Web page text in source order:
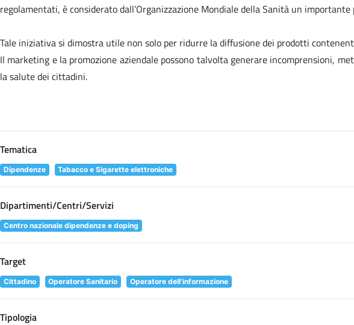
regolamentati, è considerato dall’Organizzazione Mondiale della Sanità un
Tale iniziativa si dimostra utile non solo per ridurre la diffusione dei prodotti
Il marketing e la promozione aziendale possono talvolta generare incomprensioni,
la salute dei cittadini.
Tematica
Dipendenze Tabacco e Sigarette elettroniche
Dipartimenti/Centri/Servizi
Centro nazionale dipendenze e doping
Target
Cittadino Operatore Sanitario Operatore dell'informazione
Tipologia